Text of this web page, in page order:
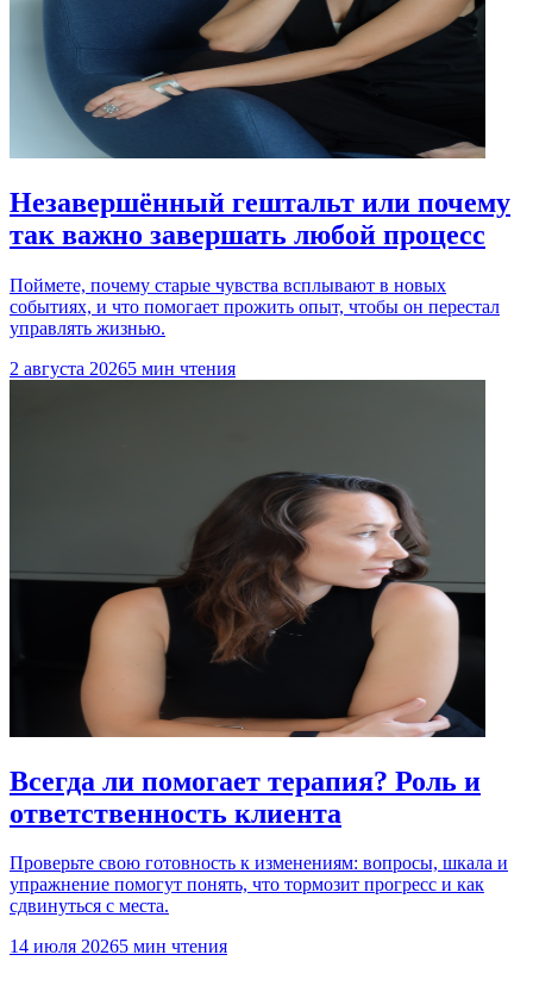
Незавершённый гештальт или почему
так важно завершать любой процесс
Поймете, почему старые чувства всплывают в новых
событиях, и что помогает прожить опыт, чтобы он перестал
управлять жизнью.
2 августа 20265 мин чтения
Всегда ли помогает терапия? Роль и
ответственность клиента
Проверьте свою готовность к изменениям: вопросы, шкала и
упражнение помогут понять, что тормозит прогресс и как
сдвинуться с места.
14 июля 20265 мин чтения